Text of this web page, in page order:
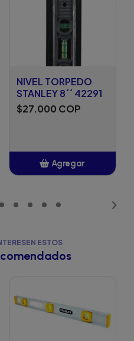
NIVEL TORPEDO
STANLEY 8´´ 42291
$27.000 COP
Agregar
ESTOS